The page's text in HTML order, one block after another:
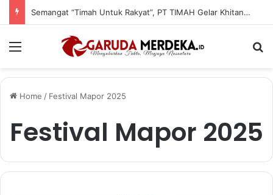
Semangat “Timah Untuk Rakyat”, PT TIMAH Gelar Khitanan, Donor Darah dan Cek Kesehatan Gratis di Jakarta
Menu
Home / Festival Mapor 2025
Festival Mapor 2025